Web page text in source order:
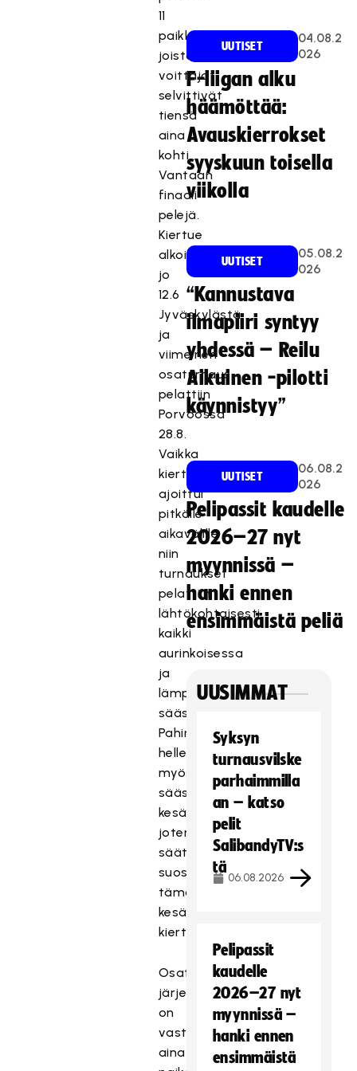
11
paikkakunnalla,
joista
voittajat
selvittivät
tiensä
aina
kohti
Vantaan
finaali
pelejä.
Kiertue
alkoi
jo
12.6
Jyväskylästä
ja
viimeinen
osaturnaus
pelattiin
Porvoossa
28.8.
Vaikka
kiertue
ajoittui
pitkälle
aikavälille
niin
turnaukset
pelattiin
lähtökohtaisesti
kaikki
aurinkoisessa
ja
lämpimässä
säässä.
Pahimmilta
helleaalloilta
myös
säästyttiin
kesällä,
joten
säät
suosivat
tämän
kesän
kiertuetta.
Osaturnauksen
järjestämisestä
on
vastannut
aina
UUTISET
04.08.2
026
F-liigan alku
häämöttää:
Avauskierrokset
syyskuun toisella
viikolla
UUTISET
05.08.2
026
“Kannustava
ilmapiiri syntyy
yhdessä – Reilu
Aikuinen -pilotti
käynnistyy”
UUTISET
06.08.2
026
Pelipassit kaudelle
2026–27 nyt
myynnissä –
hanki ennen
ensimmäistä peliä
UUSIMMAT
Syksyn
turnausvilske
parhaimmilla
an – katso
pelit
SalibandyTV:s
tä
06.08.2026
Pelipassit
kaudelle
2026–27 nyt
myynnissä –
hanki ennen
ensimmäistä